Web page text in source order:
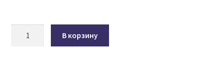
В корзину